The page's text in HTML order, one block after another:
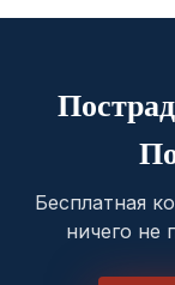
Бесплатная
ничего не